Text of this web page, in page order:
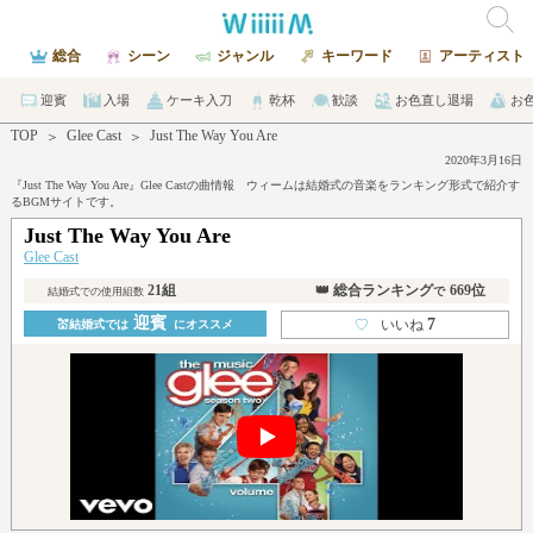
総合 シーン ジャンル キーワード アーティスト
迎賓 入場 ケーキ入刀 乾杯 歓談 お色直し退場 お
TOP ＞ Glee Cast ＞ Just The Way You Are
2020年3月16日
『Just The Way You Are』Glee Castの曲情報 ウィームは結婚式の音楽をランキング形式で紹介す
るBGMサイトです。
Just The Way You Are
Glee Cast
結婚式での使用組数21組 👑 総合ランキングで 669位
💒結婚式では迎賓 にオススメ ♡ いいね7